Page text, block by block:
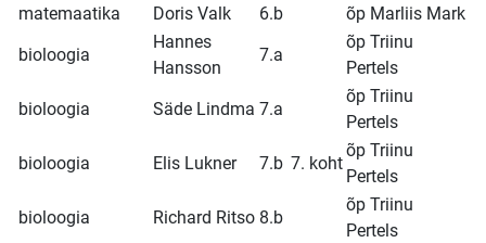
matemaatika
Doris Valk 6.b
õp Marliis Mark
bioloogia
Hannes
Hansson
7.a
õp Triinu
Pertels
bioloogia
Säde Lindma 7.a
õp Triinu
Pertels
bioloogia
Elis Lukner 7.b 7. koht
õp Triinu
Pertels
bioloogia
Richard Ritso 8.b
õp Triinu
Pertels